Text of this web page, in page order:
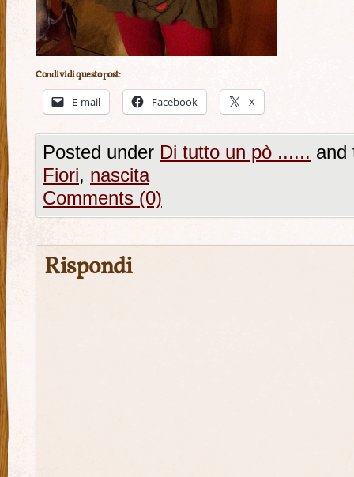
Condividi questo post:
E-mail Facebook X
Posted under Di tutto un pò ...... and
Fiori, nascita
Comments (0)
Rispondi